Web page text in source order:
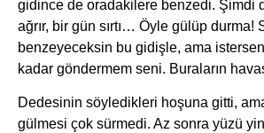
gidince de oradakilere benzedi. Şimdi
ağrır, bir gün sırtı… Öyle gülüp durma!
benzeyeceksin bu gidişle, ama
kadar göndermem seni. Buraların
Dedesinin söyledikleri hoşuna gitti,
gülmesi çok sürmedi. Az sonra yüzü